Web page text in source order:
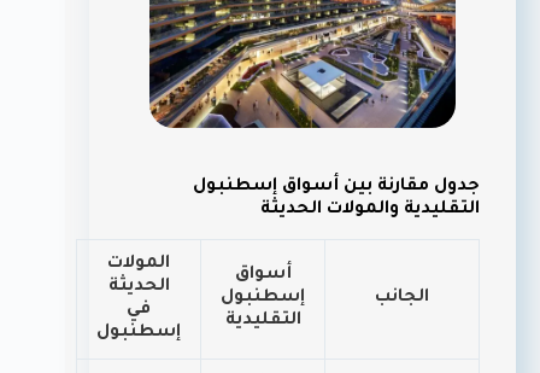
جدول مقارنة بين أسواق إسطنبول
التقليدية والمولات الحديثة
الجانب
أسواق
إسطنبول
التقليدية
المولات
الحديثة
في
إسطنبول